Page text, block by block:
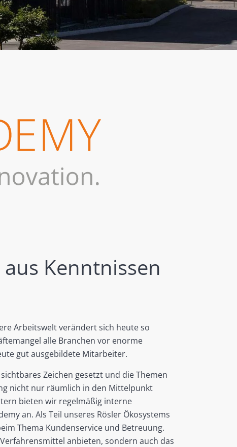
Kenntnissen
Arbeitswelt verändert sich heute so
alle Branchen vor enorme
gut ausgebildete Mitarbeiter.
Zeichen gesetzt und die Themen
nicht nur räumlich in den Mittelpunkt
bieten wir regelmäßig interne
an. Als Teil unseres Rösler Ökosystems
Thema Kundenservice und Betreuung.
anbieten, sondern auch das